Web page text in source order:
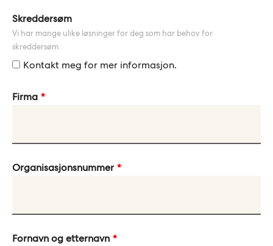
Leave
this
field
blank
Skreddersøm
Vi har mange ulike løsninger for deg som har behov for
skreddersøm
Kontakt meg for mer informasjon.
Firma
Organisasjonsnummer
Fornavn og etternavn